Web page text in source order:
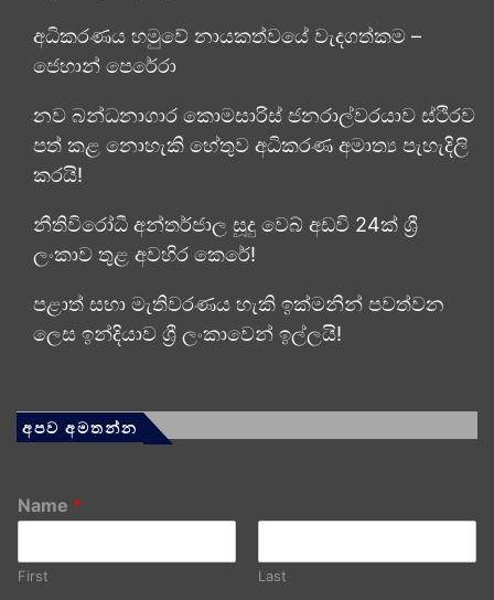
අධිකරණය හමුවේ නායකත්වයේ වැදගත්කම –
ජෙහාන් පෙරේරා
නව බන්ධනාගාර කොමසාරිස් ජනරාල්වරයාව ස්ථිරව
පත් කළ නොහැකි හේතුව අධිකරණ අමාත්‍ය පැහැදිලි
කරයි!
නීතිවිරෝධී අන්තර්ජාල සූදු වෙබ් අඩවි 24ක් ශ්‍රී
ලංකාව තුළ අවහිර කෙරේ!
පළාත් සභා මැතිවරණය හැකි ඉක්මනින් පවත්වන
ලෙස ඉන්දියාව ශ්‍රී ලංකාවෙන් ඉල්ලයි!
අපව අමතන්න
Name *
First Last